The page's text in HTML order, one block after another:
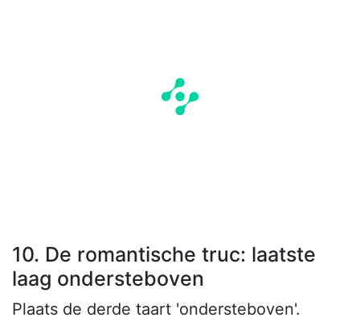
10. De romantische truc: laatste
laag ondersteboven
Plaats de derde taart 'ondersteboven'.